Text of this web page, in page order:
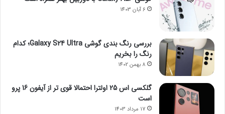
6 آبان 1403
بررسی رنگ بندی گوشی Galaxy S24 Ultra؛ کدام
رنگ را بخریم
8 بهمن 1402
گلکسی اس 25 اولترا احتمالا قوی تر از آیفون 16 پرو
است
17 مرداد 1403